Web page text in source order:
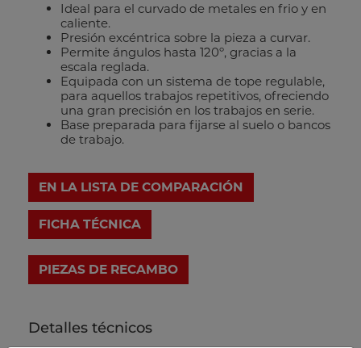
Ideal para el curvado de metales en frio y en
caliente.
Presión excéntrica sobre la pieza a curvar.
Permite ángulos hasta 120º, gracias a la
escala reglada.
Equipada con un sistema de tope regulable,
para aquellos trabajos repetitivos, ofreciendo
una gran precisión en los trabajos en serie.
Base preparada para fijarse al suelo o bancos
de trabajo.
EN LA LISTA DE COMPARACIÓN
FICHA TÉCNICA
Detalles técnicos